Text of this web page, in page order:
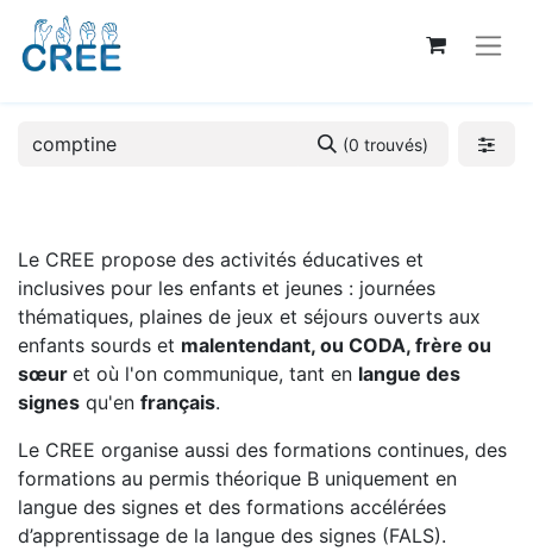
(0 trouvés)
Le CREE propose des activités éducatives et
inclusives pour les enfants et jeunes : journées
thématiques, plaines de jeux et séjours ouverts aux
enfants sourds et malentendant, ou CODA, frère ou
sœur et où l'on communique, tant en langue des
signes qu'en français.
Le CREE organise aussi des formations continues, des
formations au permis théorique B uniquement en
langue des signes et des formations accélérées
d’apprentissage de la langue des signes (FALS).